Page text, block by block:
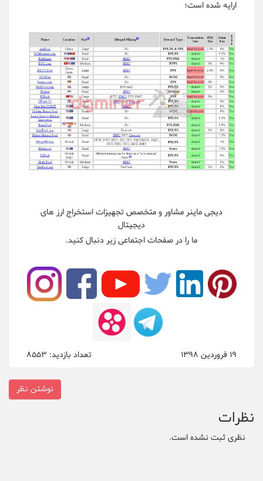
ارایه شده است؛
دیجی ماینر مشاور و متخصص تجهیزات استخراج ارز های
دیجیتال
ما را در صفحات اجتماعی زیر دنبال کنید.
19 فروردین 1398 تعداد بازدید: 8553
نوشتن نظر
نظرات
نظری ثبت نشده است.